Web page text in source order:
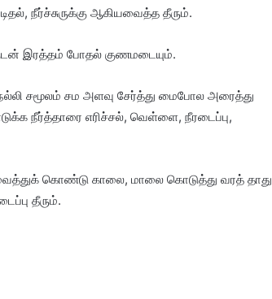
நீர்ச்சுருக்கு ஆகியவைத்த தீரும்.
இரத்தம் போதல் குணமடையும்.
சமூலம் சம அளவு சேர்த்து மைபோல அரைத்து
நீர்த்தாரை எரிச்சல், வெள்ளை, நீரடைப்பு,
கொண்டு காலை, மாலை கொடுத்து வரத் தாது
தீரும்.